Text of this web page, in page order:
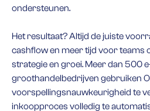
ondersteunen.
Het resultaat? Altijd de juiste
cashflow en meer tijd voor teams
strategie en groei. Meer dan 500
groothandelbedrijven gebruiken
voorspellingsnauwkeurigheid te
inkoopproces volledig te